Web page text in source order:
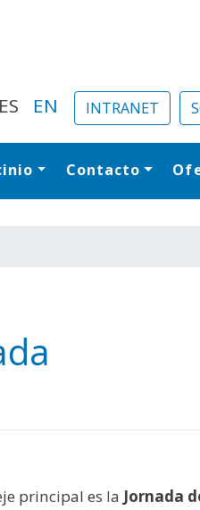
ES EN INTRANET
Contacto
principal es la Jornada